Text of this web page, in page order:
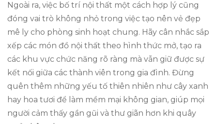
Ngoài ra, việc bố trí nội thất một cách hợp lý cũng
đóng vai trò không nhỏ trong việc tạo nên vẻ đẹp
mê ly cho phòng sinh hoạt chung. Hãy cân nhắc sắp
xếp các món đồ nội thất theo hình thức mở, tạo ra
các khu vực chức năng rõ ràng mà vẫn giữ được sự
kết nối giữa các thành viên trong gia đình. Đừng
quên thêm những yếu tố thiên nhiên như cây xanh
hay hoa tươi để làm mềm mại không gian, giúp mọi
người cảm thấy gần gũi và thư giãn hơn khi quây